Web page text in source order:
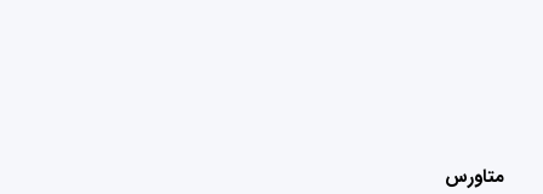
متاورس